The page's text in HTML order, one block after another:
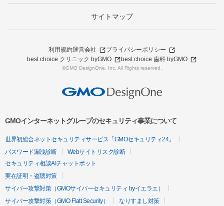
サイトマップ
利用規約運営会社
プライバシーポリシー
best choice クリニック byGMO
best choice 歯科 byGMO
©GMO DesignOne, Inc. All Rights reserved.
GMOインターネットグループのセキュリティ事業について
世界初総合ネットセキュリティサービス「GMOセキュリティ24」
パスワード漏洩診断
Webサイトリスク診断
セキュリティ相談AIチャットボット
実在証明・盗聴対策
サイバー攻撃対策（GMOサイバーセキュリティ byイエラエ）
サイバー攻撃対策（GMO Flatt Security）
なりすまし対策